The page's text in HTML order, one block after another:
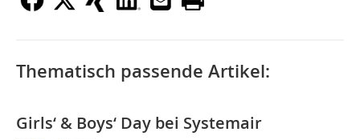
Thematisch passende Artikel:
Girls‘ & Boys‘ Day bei Systemair